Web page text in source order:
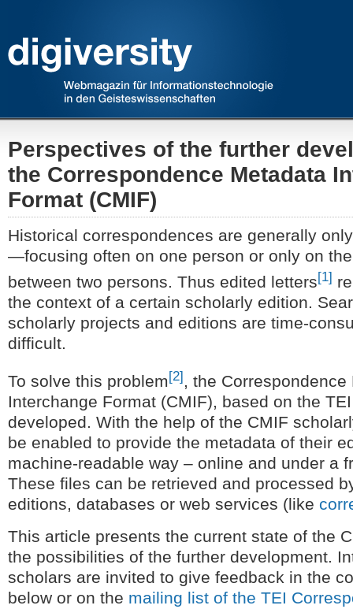
Perspectives of the further
the Correspondence Metadata
Format (CMIF)
Historical correspondences are generally
—focusing often on one person or only on
between two persons. Thus edited letters[1]
the context of a certain scholarly edition.
scholarly projects and editions are time-
difficult.
To solve this problem[2], the Correspondence
Interchange Format (CMIF), based on the
developed. With the help of the CMIF
be enabled to provide the metadata of their
machine-readable way – online and under a
These files can be retrieved and processed
editions, databases or web services (like
This article presents the current state of the
the possibilities of the further development.
scholars are invited to give feedback in the
below or on the mailing list of the TEI